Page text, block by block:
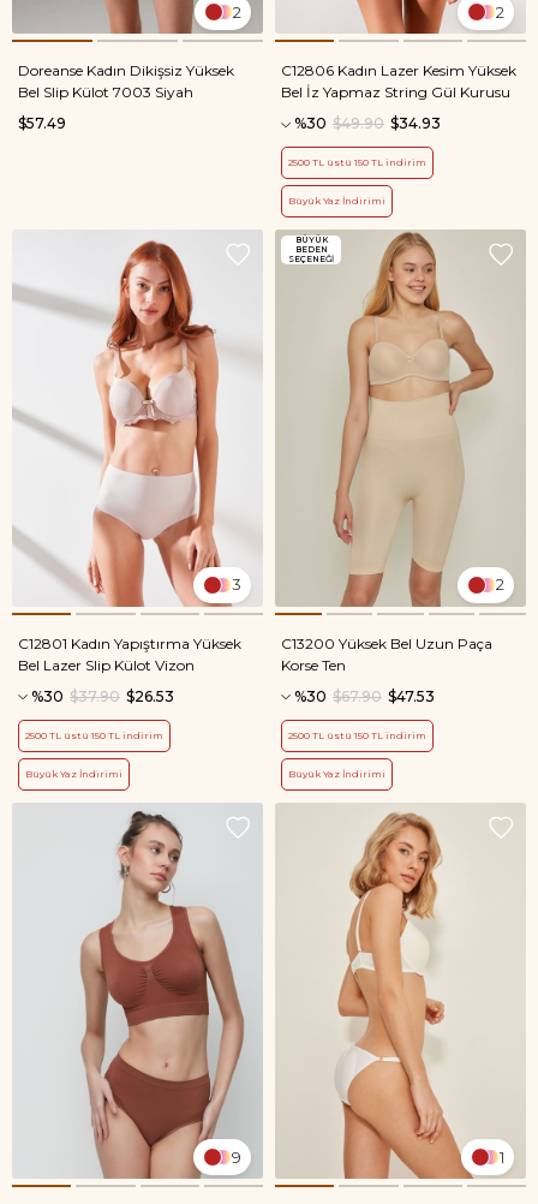
2
Doreanse Kadın Dikişsiz Yüksek
Bel Slip Külot 7003 Siyah
$57.49
2
C12806 Kadın Lazer Kesim Yüksek
Bel İz Yapmaz String Gül Kurusu
%30
$34.93
$49.90
2500 TL üstü 150 TL indirim
Büyük Yaz İndirimi
3
C12801 Kadın Yapıştırma Yüksek
Bel Lazer Slip Külot Vizon
%30
$26.53
$37.90
2500 TL üstü 150 TL indirim
Büyük Yaz İndirimi
2
C13200 Yüksek Bel Uzun Paça
Korse Ten
%30
$47.53
$67.90
2500 TL üstü 150 TL indirim
Büyük Yaz İndirimi
BÜYÜK
BEDEN
SEÇENEĞİ
9 1